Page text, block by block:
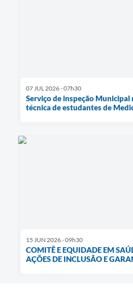
07 JUL 2026 - 07h30
Serviço de inspeção Municipal
técnica de estudantes de
15 JUN 2026 - 09h30
COMITÊ E EQUIDADE EM
AÇÕES DE INCLUSÃO E